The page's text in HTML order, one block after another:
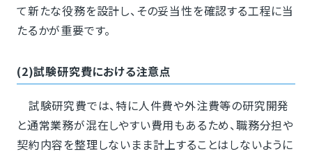
て新たな役務を設計し、その妥当性を確認する工程に当
たるかが重要です。
(2)試験研究費における注意点
試験研究費では、特に人件費や外注費等の研究開発
と通常業務が混在しやすい費用もあるため、職務分担や
契約内容を整理しないまま計上することはしないように